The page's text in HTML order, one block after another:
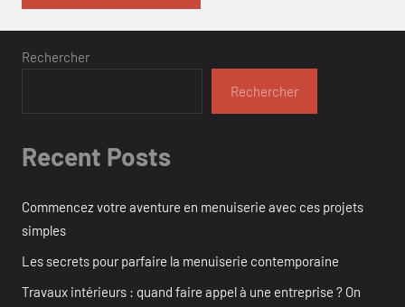
Rechercher
Rechercher
Recent Posts
Commencez votre aventure en menuiserie avec ces projets
simples
Les secrets pour parfaire la menuiserie contemporaine
Travaux intérieurs : quand faire appel à une entreprise ? On